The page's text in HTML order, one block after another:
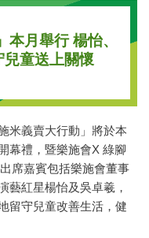
本月舉行 楊怡、
童送上關懷
米義賣大行動」將於本
幕禮，暨樂施會X 綠腳
席嘉賓包括樂施會董事
藝紅星楊怡及吳卓羲，
留守兒童改善生活，健